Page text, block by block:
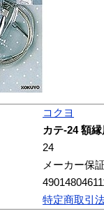
コクヨ
カテ-24 額
24
メーカー保
特定商取引